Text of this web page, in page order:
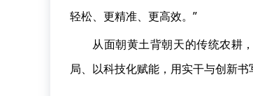
轻松、更精准、更高效。”
从面朝黄土背朝天的传统农耕
局、以科技化赋能，用实干与创新书